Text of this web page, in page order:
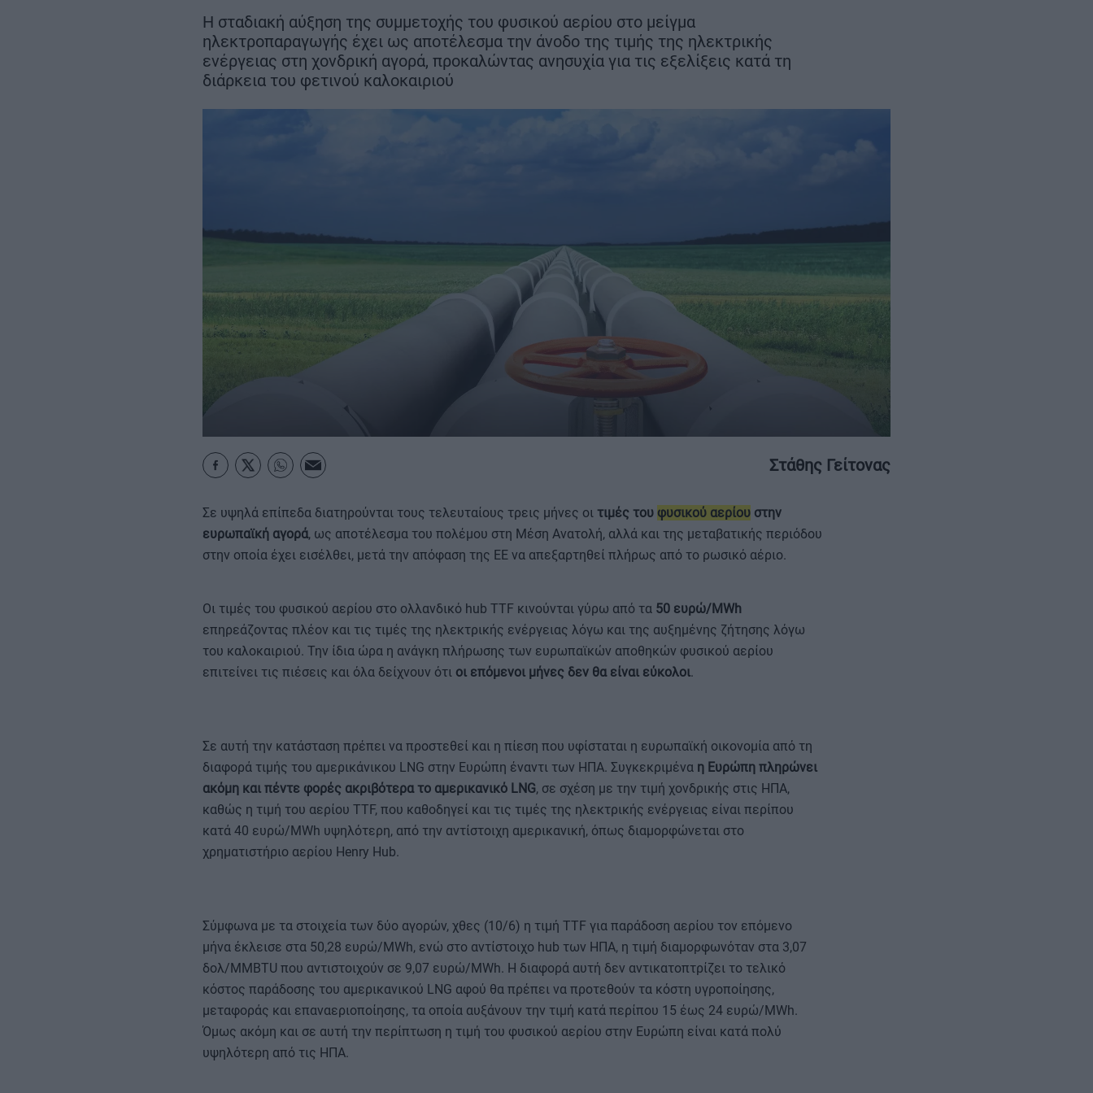
αεροδρόμιο να λειτουργεί
κανονικά τον Νοέμβριο του
2028
(7/8) τα νυχτερινά
δοκιμαστικά δρομολόγια
ΜΕΤΑΦΟΡΕΣ - ΗΛΕΚΤΡΟΚΙΝΗΣΗ
ΟΙΚΟΝΟΜΙΑ - ΕΠΙΧΕΙΡΗΣΕΙΣ
ΟΡΟΙ ΧΡΗΣΗΣ ΕΠΙΚΟΙΝΩΝΙΑ
Η σταδιακή αύξηση της συμμετοχής του φυσικού αερίου στο μείγμα
ηλεκτροπαραγωγής έχει ως αποτέλεσμα την άνοδο της τιμής της ηλεκτρικής
ενέργειας στη χονδρική αγορά, προκαλώντας ανησυχία για τις εξελίξεις κατά τη
διάρκεια του φετινού καλοκαιριού
Στάθης Γείτονας
Σε υψηλά επίπεδα διατηρούνται τους τελευταίους τρεις μήνες οι τιμές του φυσικού αερίουστην
ευρωπαϊκή αγορά, ως αποτέλεσμα του πολέμου στη Μέση Ανατολή, αλλά και της μεταβατικής περιόδου
στην οποία έχει εισέλθει, μετά την απόφαση της ΕΕ να απεξαρτηθεί πλήρως από το ρωσικό αέριο.
Οι τιμές του φυσικού αερίου στο ολλανδικό hub TTF κινούνται γύρω από τα 50 ευρώ/MWh
επηρεάζοντας πλέον και τις τιμές της ηλεκτρικής ενέργειας λόγω και της αυξημένης ζήτησης λόγω
του καλοκαιριού. Την ίδια ώρα η ανάγκη πλήρωσης των ευρωπαϊκών αποθηκών φυσικού αερίου
επιτείνει τις πιέσεις και όλα δείχνουν ότι οι επόμενοι μήνες δεν θα είναι εύκολοι.
Σε αυτή την κατάσταση πρέπει να προστεθεί και η πίεση που υφίσταται η ευρωπαϊκή οικονομία από τη
διαφορά τιμής του αμερικάνικου LNG στην Ευρώπη έναντι των ΗΠΑ. Συγκεκριμένα η Ευρώπη πληρώνει
ακόμη και πέντε φορές ακριβότερα το αμερικανικό LNG, σε σχέση με την τιμή χονδρικής στις ΗΠΑ,
καθώς η τιμή του αερίου ΤΤF, που καθοδηγεί και τις τιμές της ηλεκτρικής ενέργειας είναι περίπου
κατά 40 ευρώ/MWh υψηλότερη, από την αντίστοιχη αμερικανική, όπως διαμορφώνεται στο
χρηματιστήριο αερίου Henry Hub.
Σύμφωνα με τα στοιχεία των δύο αγορών, χθες (10/6) η τιμή TTF για παράδοση αερίου τον επόμενο
μήνα έκλεισε στα 50,28 ευρώ/MWh, ενώ στο αντίστοιχο hub των ΗΠΑ, η τιμή διαμορφωνόταν στα 3,07
δολ/MMBTU που αντιστοιχούν σε 9,07 ευρώ/MWh. Η διαφορά αυτή δεν αντικατοπτρίζει το τελικό
κόστος παράδοσης του αμερικανικού LNG αφού θα πρέπει να προτεθούν τα κόστη υγροποίησης,
μεταφοράς και επαναεριοποίησης, τα οποία αυξάνουν την τιμή κατά περίπου 15 έως 24 ευρώ/MWh.
Όμως ακόμη και σε αυτή την περίπτωση η τιμή του φυσικού αερίου στην Ευρώπη είναι κατά πολύ
υψηλότερη από τις ΗΠΑ.